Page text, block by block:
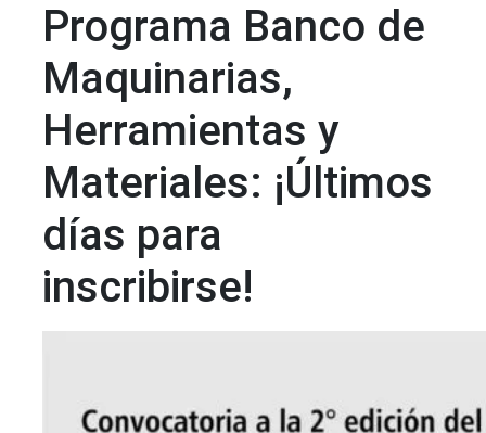
Programa Banco de
Maquinarias,
Herramientas y
Materiales: ¡Últimos
días para
inscribirse!